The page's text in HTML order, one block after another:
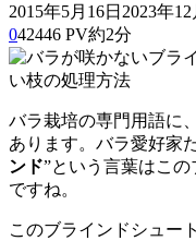
2015年5月16日 2023年12
042446 PV約2分
バラ栽培の専門用語に
あります。バラ愛好家
ンド”という言葉はこ
ですね。
このブラインドシュー